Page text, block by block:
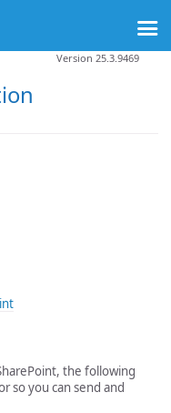
Version 25.3.9469
the following
so you can send and